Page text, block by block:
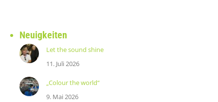
Neuigkeiten
Let the sound shine
11. Juli 2026
„Colour the world“
9. Mai 2026